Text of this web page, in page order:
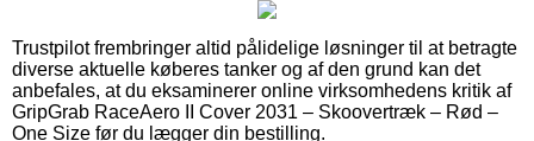
Trustpilot frembringer altid pålidelige løsninger til at betragte
diverse aktuelle køberes tanker og af den grund kan det
anbefales, at du eksaminerer online virksomhedens kritik af
GripGrab RaceAero II Cover 2031 – Skoovertræk – Rød –
One Size før du lægger din bestilling.